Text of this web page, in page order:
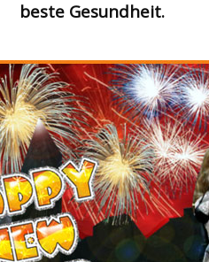
beste Gesundheit.